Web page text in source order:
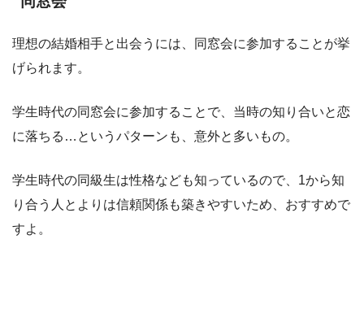
理想の結婚相手と出会うには、同窓会に参加することが挙
げられます。
学生時代の同窓会に参加することで、当時の知り合いと恋
に落ちる…というパターンも、意外と多いもの。
学生時代の同級生は性格なども知っているので、1から知
り合う人とよりは信頼関係も築きやすいため、おすすめで
すよ。